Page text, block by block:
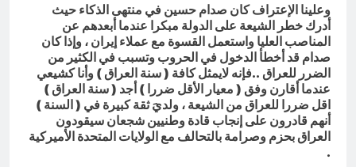
وعلينا الإعتراف كان صدام حسين في منتهى الذكاء حيث
أدرك خطر الشيعة على الدولة مبكرا عندما أبعدهم عن
المناصب العليا واستعمل القسوة مع عملاء إيران ، وإذا كان
صدام قد أخطأ الدخول في الحروب وتسبب في الكثير من
الضرر للعراق ..فإنه لايمثل كافة ( سنة العراق ) وأنا كشيعي
عندما أقارن وفق ( معيار الأقل ضررا ) أجد ( سنة العراق )
اقل ضررا للعراق من الشيعة ، ولديَ ثقة كبيرة في ( السنة )
أنهم قادرون على إنجاب قادة وطنيين شجعان سيقودون
العراق بحزم وصرامة بالتحالف مع الولايات المتحدة الأميركية
.